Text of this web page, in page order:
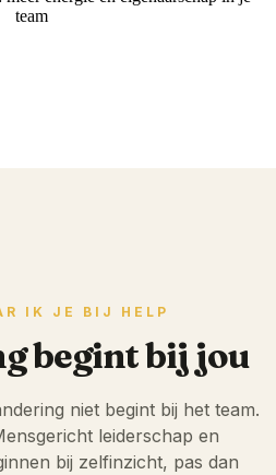
IK JE BIJ HELP
begint bij jou
niet begint bij het team.
leiderschap en
bij zelfinzicht, pas dan